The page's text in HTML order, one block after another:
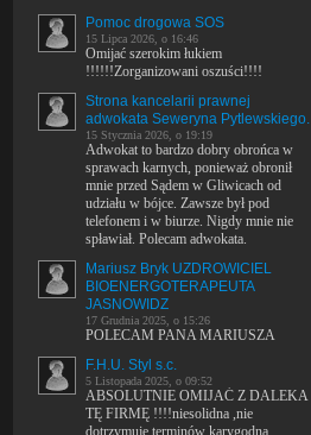
Pomoc drogowa SOS
15 Lipca 2026, o 16:46
Omijać szerokim łukiem
!!!!!!Zorganizowani oszuści!!!!
Strona kancelarii prawnej
adwokata Seweryna Pytlewskiego.
15 Stycznia 2026, o 19:19
Adwokat to bardzo dobry obrońca w
sprawach karnych, ponieważ obronił
mnie przed Sądem w Gliwicach od
udziału w bójce. Zawsze był pod
telefonem i w biurze. Nigdy mnie nie
spławiał. Polecam adwokata.
Mariusz Bryk UZDROWICIEL
BIOENERGOTERAPEUTA
JASNOWIDZ
17 Grudnia 2025, o 15:26
POLECAM PANA MARIUSZA
F.H.U. Styl s.c.
5 Listopada 2025, o 09:52
ABSOLUTNIE OMIJAĆ Z DALEKA
TĘ FIRMĘ !!!!niesolidna ,nie
dotrzymuje terminów karygodna